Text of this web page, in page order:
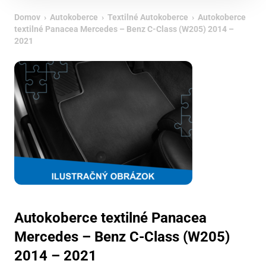
Domov › Autokoberce › Textilné Autokoberce › Autokoberce
textilné Panacea Mercedes – Benz C-Class (W205) 2014 –
2021
Autokoberce textilné Panacea
Mercedes – Benz C-Class (W205)
2014 – 2021